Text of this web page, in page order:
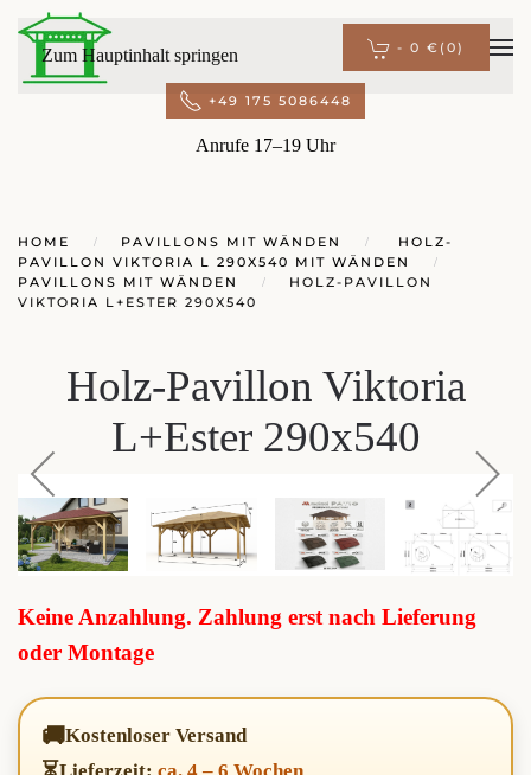
Zum Hauptinhalt springen - 0 € (0)
+49 175 5086448
Anrufe 17–19 Uhr
HOME PAVILLONS MIT WÄNDEN
HOLZ-
PAVILLON VIKTORIA L 290X540 MIT WÄNDEN
PAVILLONS MIT WÄNDEN
HOLZ-PAVILLON
VIKTORIA L+ESTER 290X540
Holz-Pavillon Viktoria
L+Ester 290x540
Keine Anzahlung. Zahlung erst nach Lieferung
oder Montage
🚚Kostenloser Versand